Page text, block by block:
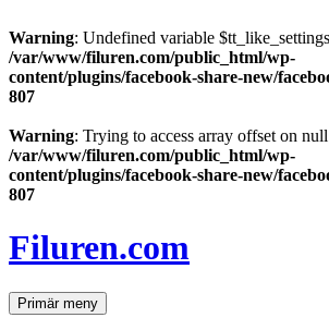
Warning: Undefined variable
/var/www/filuren.com/public_html/wp-
content/plugins/facebook-share-new/
807
Warning: Trying to access array offset on
/var/www/filuren.com/public_html/wp-
content/plugins/facebook-share-new/
807
till
innehåll
Filuren.com
SökPrimär meny